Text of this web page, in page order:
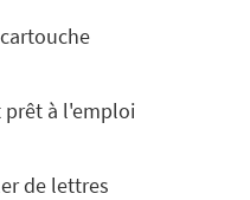
prêt à l'emploi
de lettres